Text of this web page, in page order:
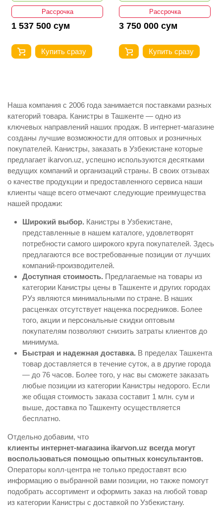
Рассрочка
1 537 500 сум
Купить сразу
Рассрочка
3 750 000 сум
Купить сразу
Наша компания с 2006 года занимается поставками разных
категорий товара. Канистры в Ташкенте — одно из
ключевых направлений наших продаж. В интернет-магазине
созданы лучшие возможности для оптовых и розничных
покупателей. Канистры, заказать в Узбекистане которые
предлагает ikarvon.uz, успешно используются десятками
ведущих компаний и организаций страны. В своих отзывах
о качестве продукции и предоставленного сервиса наши
клиенты чаще всего отмечают следующие преимущества
нашей продажи:
Широкий выбор. Канистры в Узбекистане,
представленные в нашем каталоге, удовлетворят
потребности самого широкого круга покупателей. Здесь
предлагаются все востребованные позиции от лучших
компаний-производителей.
Доступная стоимость. Предлагаемые на товары из
категории Канистры цены в Ташкенте и других городах
РУз являются минимальными по стране. В наших
расценках отсутствует наценка посредников. Более
того, акции и персональные скидки оптовым
покупателям позволяют снизить затраты клиентов до
минимума.
Быстрая и надежная доставка. В пределах Ташкента
товар доставляется в течение суток, а в другие города
— до 76 часов. Более того, у нас вы сможете заказать
любые позиции из категории Канистры недорого. Если
же общая стоимость заказа составит 1 млн. сум и
выше, доставка по Ташкенту осуществляется
бесплатно.
Отдельно добавим, что
клиенты интернет-магазина ikarvon.uz всегда могут
воспользоваться помощью опытных консультантов.
Операторы колл-центра не только предоставят всю
информацию о выбранной вами позиции, но также помогут
подобрать ассортимент и оформить заказ на любой товар
из категории Канистры с доставкой по Узбекистану.